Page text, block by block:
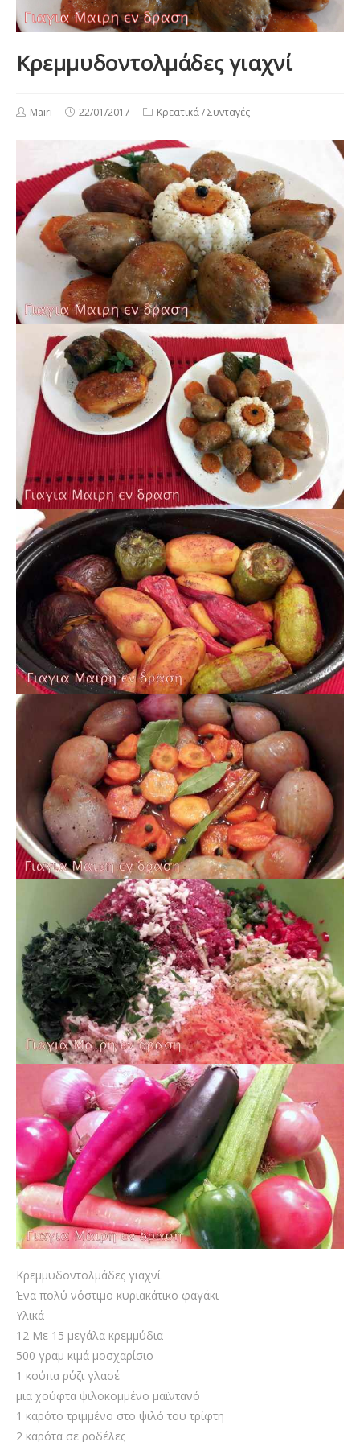
Κρεμμυδοντολμάδες γιαχνί
PostMairi
Post22/01/2017
PostΚρεατικά/Συνταγές
Κρεμμυδοντολμάδες γιαχνί
Ένα πολύ νόστιμο κυριακάτικο φαγάκι
Υλικά
12 Με 15 μεγάλα κρεμμύδια
500 γραμ κιμά μοσχαρίσιο
1 κούπα ρύζι γλασέ
μια χούφτα ψιλοκομμένο μαϊντανό
1 καρότο τριμμένο στο ψιλό του τρίφτη
2 καρότα σε ροδέλες